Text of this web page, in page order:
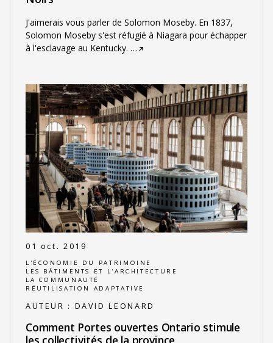
J'aimerais vous parler de Solomon Moseby. En 1837,
Solomon Moseby s'est réfugié à Niagara pour échapper
à l'esclavage au Kentucky. …
01 oct. 2019
L'ÉCONOMIE DU PATRIMOINE
LES BÂTIMENTS ET L'ARCHITECTURE
LA COMMUNAUTÉ
RÉUTILISATION ADAPTATIVE
AUTEUR : DAVID LEONARD
Comment Portes ouvertes Ontario stimule
les collectivités de la province